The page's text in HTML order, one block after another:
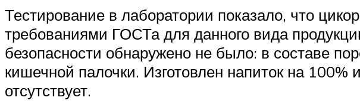
Тестирование в лаборатории показало, что
требованиями ГОСТа для данного вида
безопасности обнаружено не было: в составе
кишечной палочки. Изготовлен напиток на 100%
отсутствует.